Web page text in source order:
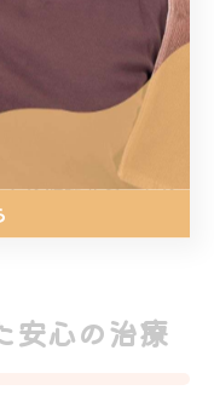
が不足している場
でトラブルになる
際は、スタッフの
を確認することを
安心の治療